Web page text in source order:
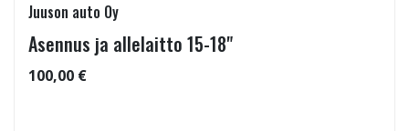
Juuson auto Oy
Asennus ja allelaitto 15-18"
100,00 €